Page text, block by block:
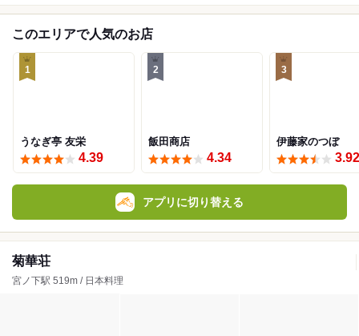
このエリアで人気のお店
1
うなぎ亭 友栄
4.39
2
飯田商店
4.34
3
伊藤家のつぼ
3.92
アプリに切り替える
菊華荘
宮ノ下駅 519m / 日本料理